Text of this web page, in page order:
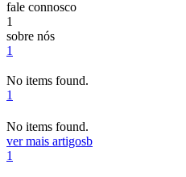
fale connosco
1
sobre nós
1
No items found.
1
No items found.
ver mais artigosb
1